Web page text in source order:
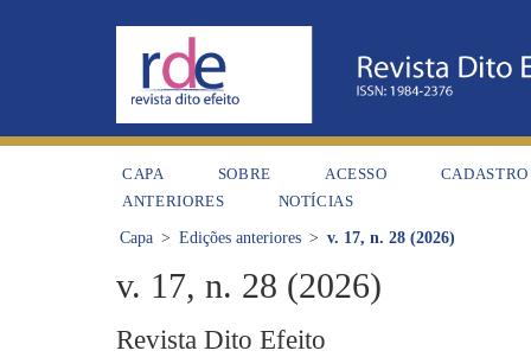
CAPA SOBRE ACESSO
CADASTRO
ANTERIORES
NOTÍCIAS
Capa > Edições anteriores > v. 17, n. 28 (2026)
v. 17, n. 28 (2026)
Revista Dito Efeito